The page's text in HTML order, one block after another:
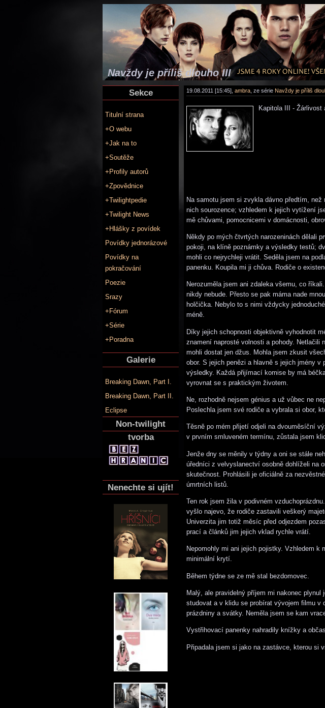
Navždy je příliš dlouho III
Sekce
Titulní strana
+O webu
+Jak na to
+Soutěže
+Profily autorů
+Zpovědnice
+Twilightpedie
+Twilight News
+Hlášky z povídek
Povídky jednorázové
Povídky na
pokračování
Poezie
Srazy
+Fórum
+Série
+Poradna
Galerie
Breaking Dawn, Part I.
Breaking Dawn, Part II.
Eclipse
Non-twilight
tvorba
Nenechte si ujít!
19.08.2011 [15:45], ambra , ze série Navždy je příliš
Kapitola III - Žárlivost
Na samotu jsem si zvykla dávno předtím,
nich sourozence; vzhledem k jejich vytížení
mě chůvami, pomocnicemi v domácnosti,
Někdy po mých čtvrtých narozeninách dělali
pokoji, na klíně poznámky a výsledky testů;
mohli co nejrychleji vrátit. Seděla jsem na
panenku. Koupila mi ji chůva. Rodiče o
Nerozuměla jsem ani zdaleka všemu, co
nikdy nebude. Přesto se pak máma nade
holčička. Nebylo to s nimi vždycky
méně.
Díky jejich schopnosti objektivně vyhodnotit
znamení naprosté volnosti a pohody.
mohli dostat jen džus. Mohla jsem zkusit
obor. S jejich penězi a hlavně s jejich jmény
výsledky. Každá přijímací komise by má
vyrovnat se s praktickým životem.
Ne, rozhodně nejsem génius a už vůbec ne
Poslechla jsem své rodiče a vybrala si obor,
Těsně po mém přijetí odjeli na dvouměsíční
v prvním smluveném termínu, zůstala jsem
Jenže dny se měnily v týdny a oni se stále
úředníci z velvyslanectví osobně dohlíželi na
skutečnost. Prohlásili je oficiálně za
úmrtních listů.
Ten rok jsem žila v podivném
vyšlo najevo, že rodiče zastavili veškerý
Univerzita jim totiž měsíc před odjezdem
prací a článků jim jejich vklad rychle vrátí.
Nepomohly mi ani jejich pojistky. Vzhledem
minimální krytí.
Během týdne se ze mě stal bezdomovec.
Malý, ale pravidelný příjem mi nakonec
studovat a v klidu se probírat vývojem filmu v
prázdniny a svátky. Neměla jsem se kam
Vystřihovací panenky nahradily knížky a
Připadala jsem si jako na zastávce, kterou si